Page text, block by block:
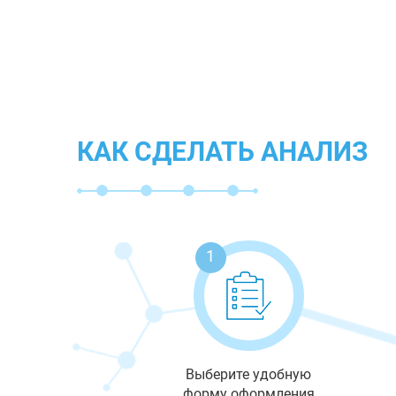
КАК СДЕЛАТЬ АНАЛИЗ
1
Выберите удобную